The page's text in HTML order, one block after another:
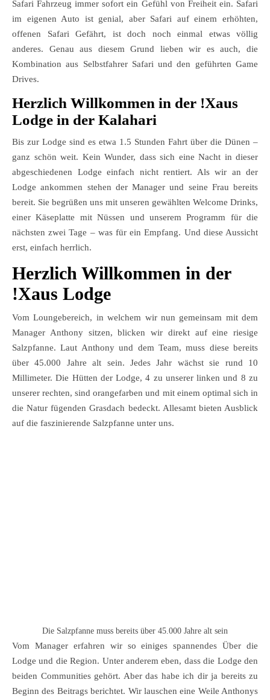
Safari Fahrzeug immer sofort ein Gefühl von Freiheit ein. Safari
im eigenen Auto ist genial, aber Safari auf einem erhöhten,
offenen Safari Gefährt, ist doch noch einmal etwas völlig
anderes. Genau aus diesem Grund lieben wir es auch, die
Kombination aus Selbstfahrer Safari und den geführten Game
Drives.
Herzlich Willkommen in der !Xaus
Lodge in der Kalahari
Bis zur Lodge sind es etwa 1.5 Stunden Fahrt über die Dünen –
ganz schön weit. Kein Wunder, dass sich eine Nacht in dieser
abgeschiedenen Lodge einfach nicht rentiert. Als wir an der
Lodge ankommen stehen der Manager und seine Frau bereits
bereit. Sie begrüßen uns mit unseren gewählten Welcome Drinks,
einer Käseplatte mit Nüssen und unserem Programm für die
nächsten zwei Tage – was für ein Empfang. Und diese Aussicht
erst, einfach herrlich.
Herzlich Willkommen in der
!Xaus Lodge
Vom Loungebereich, in welchem wir nun gemeinsam mit dem
Manager Anthony sitzen, blicken wir direkt auf eine riesige
Salzpfanne. Laut Anthony und dem Team, muss diese bereits
über 45.000 Jahre alt sein. Jedes Jahr wächst sie rund 10
Millimeter. Die Hütten der Lodge, 4 zu unserer linken und 8 zu
unserer rechten, sind orangefarben und mit einem optimal sich in
die Natur fügenden Grasdach bedeckt. Allesamt bieten Ausblick
auf die faszinierende Salzpfanne unter uns.
Die Salzpfanne muss bereits über 45.000 Jahre alt sein
Vom Manager erfahren wir so einiges spannendes Über die
Lodge und die Region. Unter anderem eben, dass die Lodge den
beiden Communities gehört. Aber das habe ich dir ja bereits zu
Beginn des Beitrags berichtet. Wir lauschen eine Weile Anthonys